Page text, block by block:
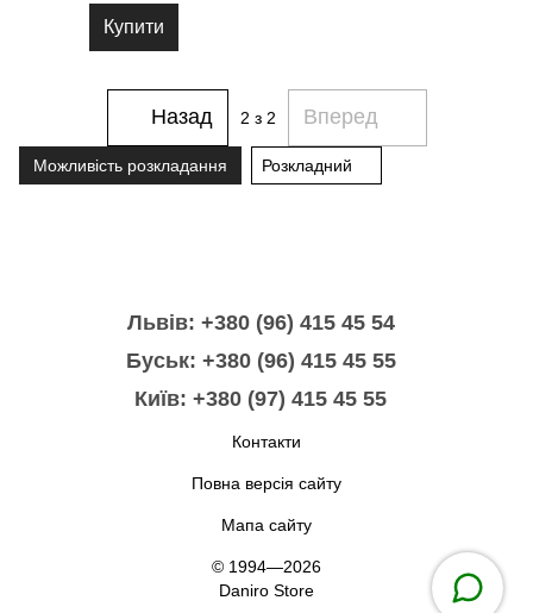
Купити
Назад 2 з 2 Вперед
Можливість розкладання Розкладний
Львів: +380 (96) 415 45 54
Буськ: +380 (96) 415 45 55
Київ: +380 (97) 415 45 55
Контакти
Повна версія сайту
Мапа сайту
© 1994—2026
Daniro Store